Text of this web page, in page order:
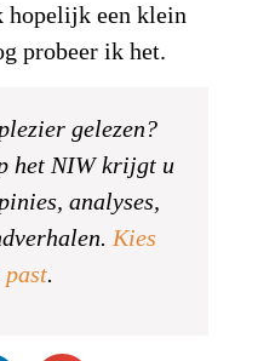
hopelijk een klein
probeer ik het.
gelezen?
het NIW krijgt u
analyses,
Kies
.